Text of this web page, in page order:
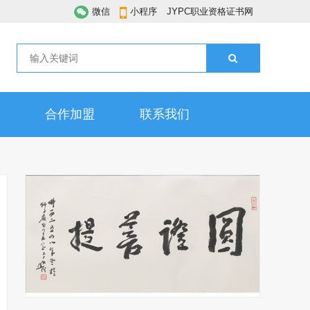
微信 小程序 JYPC职业资格证书网
合作加盟 联系我们